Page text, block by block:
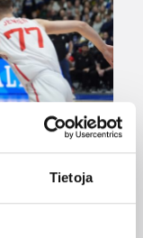
Tietoja